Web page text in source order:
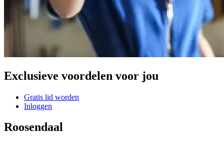
Exclusieve voordelen voor jou
Gratis lid worden
Inloggen
Roosendaal